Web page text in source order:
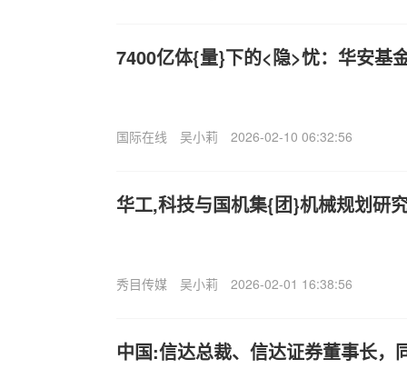
7400亿体{量}下的<隐>忧：华安基
国际在线 吴小莉 2026-02-10 06:32:56
华工,科技与国机集{团}机械规划研
秀目传媒 吴小莉 2026-02-01 16:38:56
中国:信达总裁、信达证券董事长，